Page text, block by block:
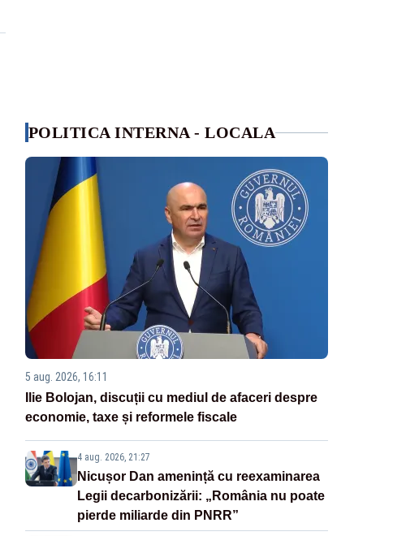
POLITICA INTERNA - LOCALA
5 aug. 2026, 16:11
Ilie Bolojan, discuții cu mediul de afaceri despre
economie, taxe și reformele fiscale
4 aug. 2026, 21:27
Nicușor Dan amenință cu reexaminarea
Legii decarbonizării: „România nu poate
pierde miliarde din PNRR”